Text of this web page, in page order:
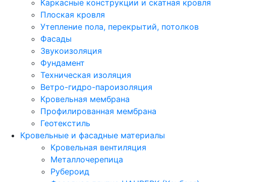
Каркасные конструкции и скатная кровля
Плоская кровля
Утепление пола, перекрытий, потолков
Фасады
Звукоизоляция
Фундамент
Техническая изоляция
Ветро-гидро-пароизоляция
Кровельная мембрана
Профилированная мембрана
Геотекстиль
Кровельные и фасадные материалы
Кровельная вентиляция
Металлочерепица
Рубероид